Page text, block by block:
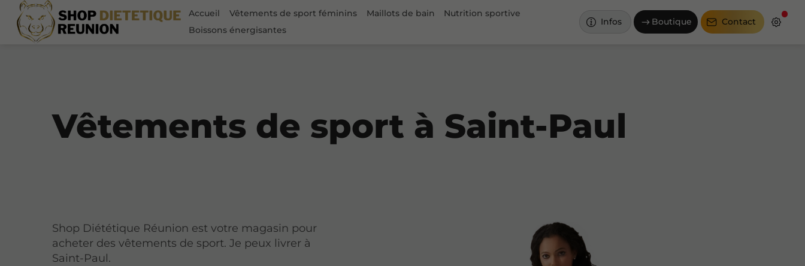
Accueil Vêtements de sport féminins Maillots de bain
Nutrition sportive
Boissons énergisantes
Infos Boutique Contact
Vêtements de sport à Saint-Paul
Shop Diététique Réunion est votre magasin pour
acheter des vêtements de sport. Je peux livrer à
Saint-Paul.